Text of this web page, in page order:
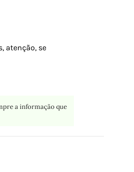
atenção, se
a informação que